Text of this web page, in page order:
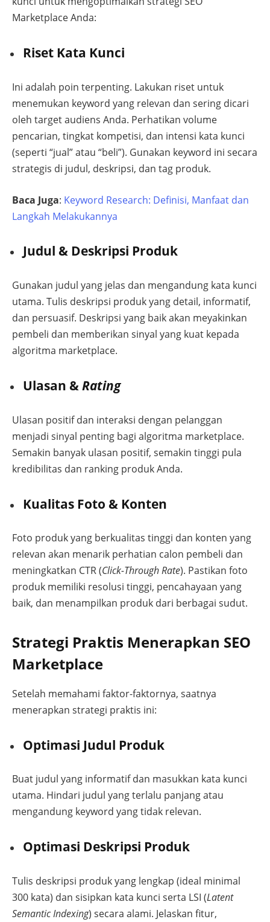
Marketplace Anda:
Riset Kata Kunci
Ini adalah poin terpenting. Lakukan riset untuk
menemukan keyword yang relevan dan sering dicari
oleh target audiens Anda. Perhatikan volume
pencarian, tingkat kompetisi, dan intensi kata kunci
(seperti “jual” atau “beli”). Gunakan keyword ini secara
strategis di judul, deskripsi, dan tag produk.
Baca Juga: Keyword Research: Definisi, Manfaat dan
Langkah Melakukannya
Judul & Deskripsi Produk
Gunakan judul yang jelas dan mengandung kata kunci
utama. Tulis deskripsi produk yang detail, informatif,
dan persuasif. Deskripsi yang baik akan meyakinkan
pembeli dan memberikan sinyal yang kuat kepada
algoritma marketplace.
Ulasan &Rating
Ulasan positif dan interaksi dengan pelanggan
menjadi sinyal penting bagi algoritma marketplace.
Semakin banyak ulasan positif, semakin tinggi pula
kredibilitas dan ranking produk Anda.
Kualitas Foto & Konten
Foto produk yang berkualitas tinggi dan konten yang
relevan akan menarik perhatian calon pembeli dan
meningkatkan CTR (Click-Through Rate). Pastikan foto
produk memiliki resolusi tinggi, pencahayaan yang
baik, dan menampilkan produk dari berbagai sudut.
Strategi Praktis Menerapkan SEO
Marketplace
Setelah memahami faktor-faktornya, saatnya
menerapkan strategi praktis ini:
Optimasi Judul Produk
Buat judul yang informatif dan masukkan kata kunci
utama. Hindari judul yang terlalu panjang atau
mengandung keyword yang tidak relevan.
Optimasi Deskripsi Produk
Tulis deskripsi produk yang lengkap (ideal minimal
300 kata) dan sisipkan kata kunci serta LSI (Latent
Semantic Indexing) secara alami. Jelaskan fitur,